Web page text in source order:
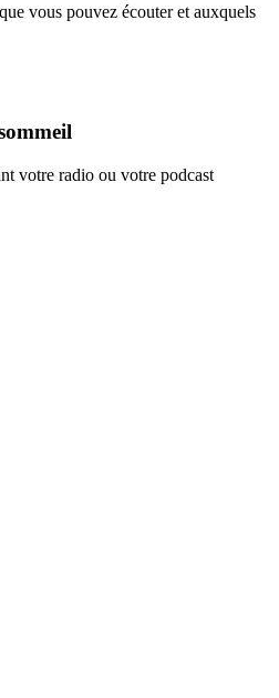
vous pouvez écouter et auxquels
votre radio ou votre podcast